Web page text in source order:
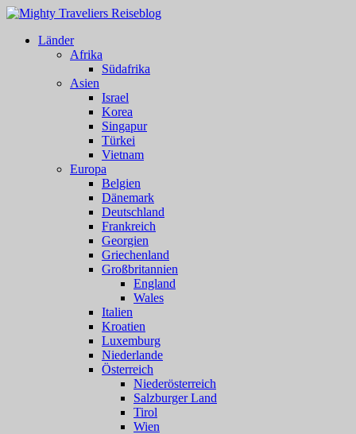
Länder
Afrika
Südafrika
Asien
Israel
Korea
Singapur
Türkei
Vietnam
Europa
Belgien
Dänemark
Deutschland
Frankreich
Georgien
Griechenland
Großbritannien
England
Wales
Italien
Kroatien
Luxemburg
Niederlande
Österreich
Niederösterreich
Salzburger Land
Tirol
Wien